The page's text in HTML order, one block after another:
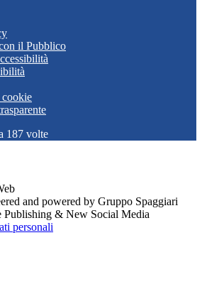
il Pubblico
cookie
187 volte
and powered by Gruppo Spaggiari
Publishing & New Social Media
personali